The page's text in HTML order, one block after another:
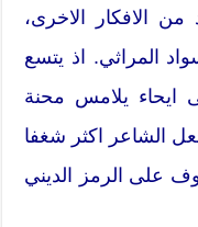
الافكار الاخرى،
المراثي. اذ يتسع
ايحاء يلامس محنة
الشاعر اكثر شغفا
على الرمز الديني